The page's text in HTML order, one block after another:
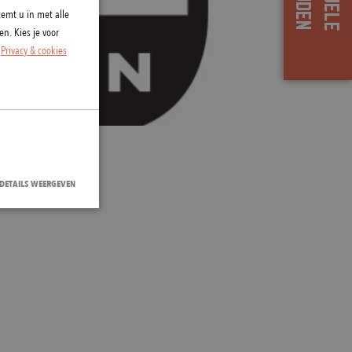
u in met alle
Kies je voor
Privacy & cookies
DETAILS WEERGEVEN
kan niet goed
om de
van Cookie-